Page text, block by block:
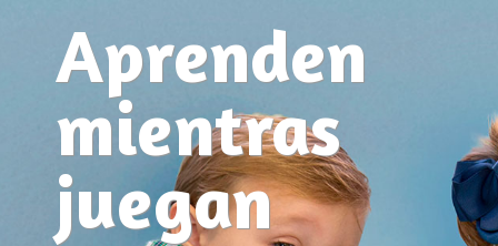
Aprenden
mientras
juegan